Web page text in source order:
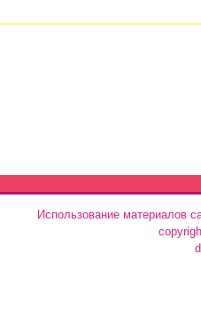
Использование материалов